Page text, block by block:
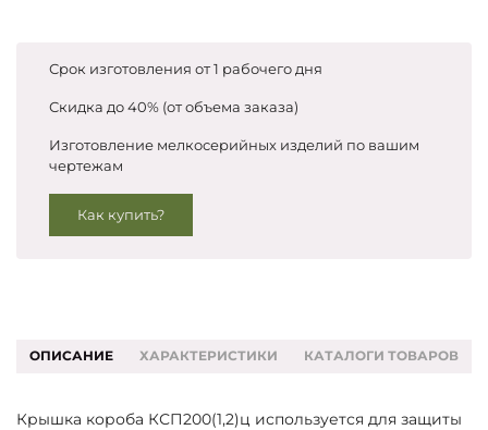
Срок изготовления от 1 рабочего дня
Скидка до 40% (от объема заказа)
Изготовление мелкосерийных изделий по вашим
чертежам
Как купить?
ОПИСАНИЕ ХАРАКТЕРИСТИКИ КАТАЛОГИ ТОВАРОВ
Крышка короба КСП200(1,2)ц используется для защиты